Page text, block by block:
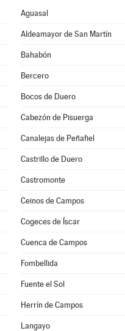
Aguasal
Aldeamayor de San Martín
Bahabón
Bercero
Bocos de Duero
Cabezón de Pisuerga
Canalejas de Peñafiel
Castrillo de Duero
Castromonte
Ceinos de Campos
Cogeces de Íscar
Cuenca de Campos
Fombellida
Fuente el Sol
Herrín de Campos
Langayo